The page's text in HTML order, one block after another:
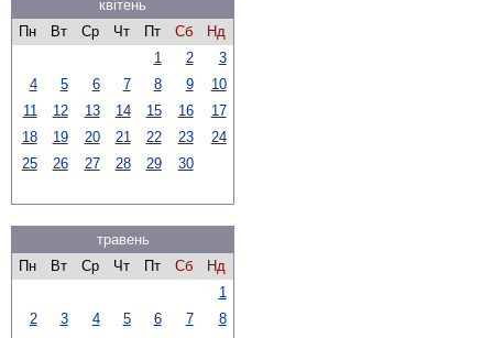
квітень
Пн
Вт Ср Чт Пт Сб
Нд
1
2
3
4
5 6 7 8 9
10
11
12 13 14 15 16
17
18
19 20 21 22 23
24
25
26 27 28 29 30
травень
Пн
Вт Ср Чт Пт Сб
Нд
1
2
3 4 5 6 7
8